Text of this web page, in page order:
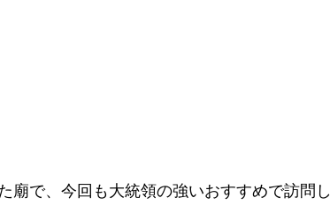
廟で、今回も大統領の強いおすすめで訪問し